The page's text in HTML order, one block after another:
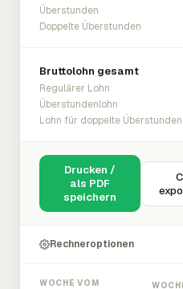
Überstunden
Doppelte Überstunden
Bruttolohn gesamt
Regulärer Lohn
Überstundenlohn
Lohn für doppelte Überstunden
Drucken /
als PDF
speichern
Rechneroptionen
WOCHE VOM